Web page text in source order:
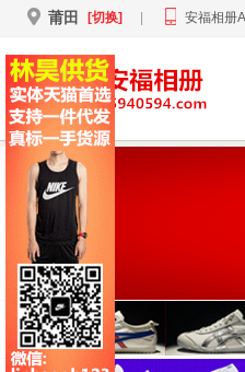
莆田 [切换] 安福相册